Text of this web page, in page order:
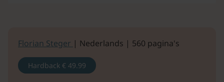
Florian Steger | Nederlands | 560 pagina's
Hardback € 49.99